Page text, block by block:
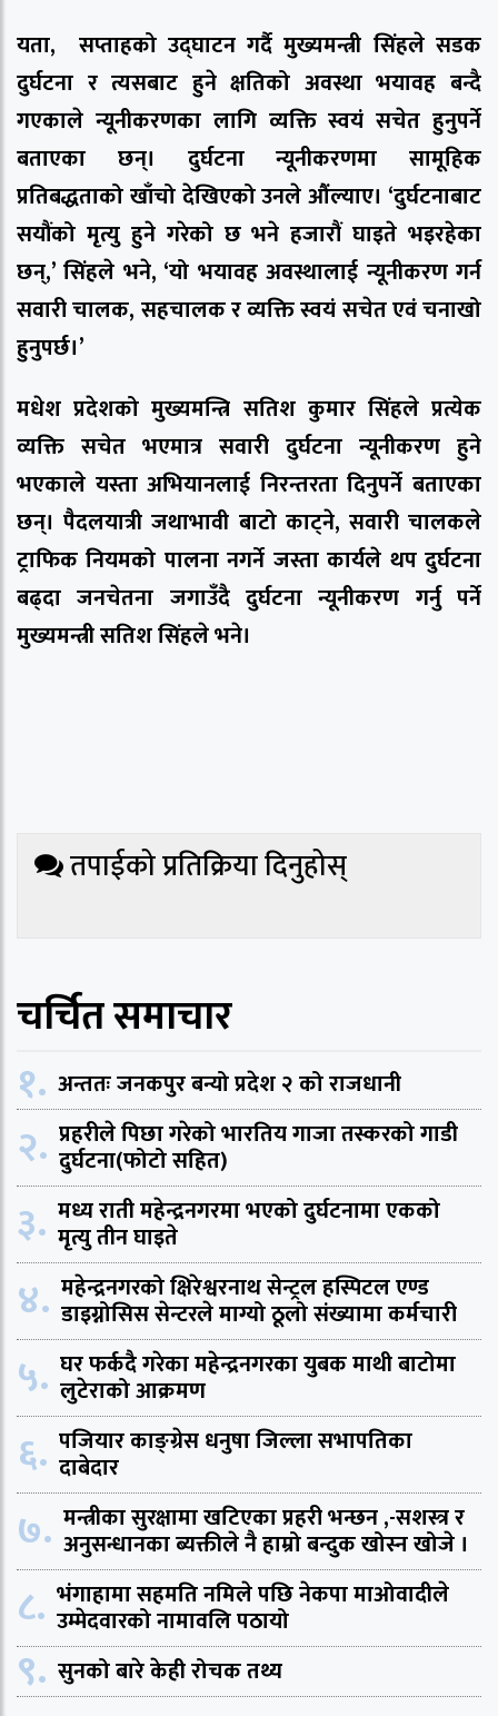
यता, सप्ताहको उद्घाटन गर्दै मुख्यमन्त्री सिंहले सडक
दुर्घटना र त्यसबाट हुने क्षतिको अवस्था भयावह बन्दै
गएकाले न्यूनीकरणका लागि व्यक्ति स्वयं सचेत हुनुपर्ने
बताएका छन्। दुर्घटना न्यूनीकरणमा सामूहिक
प्रतिबद्धताको खाँचो देखिएको उनले औंल्याए। ‘दुर्घटनाबाट
सयौंको मृत्यु हुने गरेको छ भने हजारौं घाइते भइरहेका
छन्,’ सिंहले भने, ‘यो भयावह अवस्थालाई न्यूनीकरण गर्न
सवारी चालक, सहचालक र व्यक्ति स्वयं सचेत एवं चनाखो
हुनुपर्छ।’
मधेश प्रदेशको मुख्यमन्त्रि सतिश कुमार सिंहले प्रत्येक
व्यक्ति सचेत भएमात्र सवारी दुर्घटना न्यूनीकरण हुने
भएकाले यस्ता अभियानलाई निरन्तरता दिनुपर्ने बताएका
छन्। पैदलयात्री जथाभावी बाटो काट्ने, सवारी चालकले
ट्राफिक नियमको पालना नगर्ने जस्ता कार्यले थप दुर्घटना
बढ्दा जनचेतना जगाउँदै दुर्घटना न्यूनीकरण गर्नु पर्ने
मुख्यमन्त्री सतिश सिंहले भने।
तपाईको प्रतिक्रिया दिनुहोस्
चर्चित समाचार
१. अन्ततः जनकपुर बन्यो प्रदेश २ को राजधानी
२. प्रहरीले पिछा गरेको भारतिय गाजा तस्करको गाडी
दुर्घटना(फोटो सहित)
३. मध्य राती महेन्द्रनगरमा भएको दुर्घटनामा एकको
मृत्यु तीन घाइते
४. महेन्द्रनगरको क्षिरेश्वरनाथ सेन्ट्रल हस्पिटल एण्ड
डाइग्नोसिस सेन्टरले माग्यो ठूलो संख्यामा कर्मचारी
५. घर फर्कदै गरेका महेन्द्रनगरका युबक माथी बाटोमा
लुटेराको आक्रमण
६. पजियार काङ्ग्रेस धनुषा जिल्ला सभापतिका
दाबेदार
७. मन्त्रीका सुरक्षामा खटिएका प्रहरी भन्छन ,-सशस्त्र र
अनुसन्धानका ब्यक्तीले नै हाम्रो बन्दुक खोस्न खोजे ।
८. भंगाहामा सहमति नमिले पछि नेकपा माओवादीले
उम्मेदवारको नामावलि पठायो
९. सुनको बारे केही रोचक तथ्य